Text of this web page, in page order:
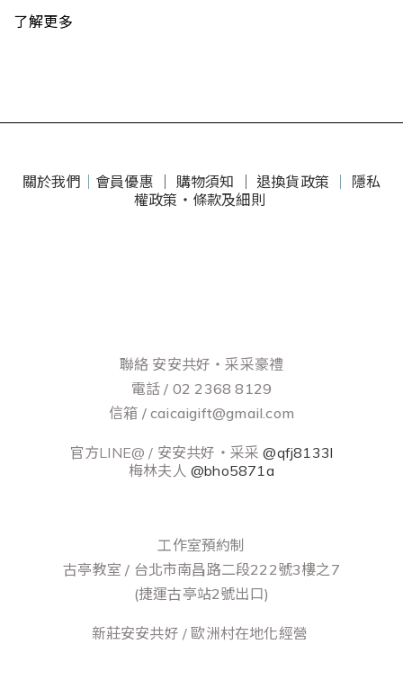
了解更多
關於我們 會員優惠 ｜ 購物須知 ｜ 退換貨政策
隱私
權政策・條款及細則
聯絡 安安共好‧采采豪禮
電話 / 02 2368 8129
信箱 / caicaigift@gmail.com
官方LINE@ / 安安共好‧采采@qfj8133l
梅林夫人@bho5871a
工作室預約制
古亭教室 / 台北市南昌路二段222號3樓之7
(捷運古亭站2號出口)
新莊安安共好 / 歐洲村在地化經營